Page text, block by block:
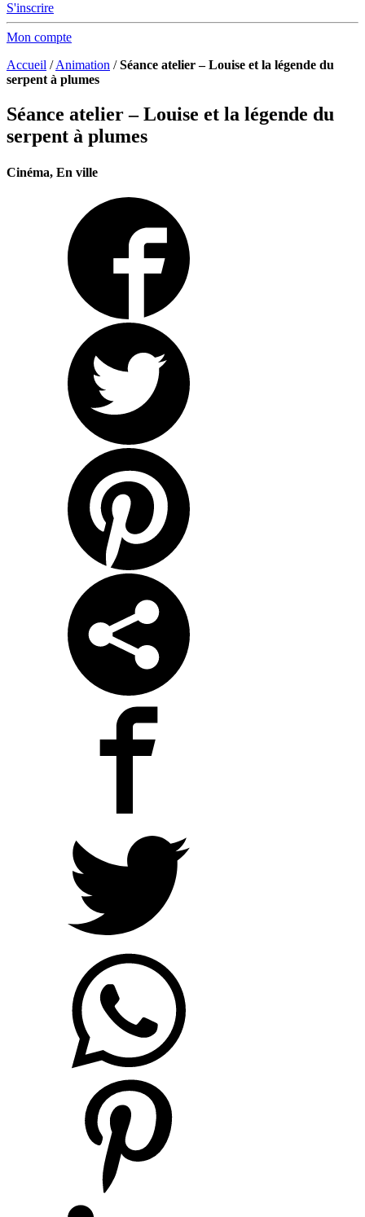
S'inscrire
Mon compte
Accueil /Animation /Séance atelier – Louise et la légende du
serpent à plumes
Séance atelier – Louise et la légende du
serpent à plumes
Cinéma, En ville